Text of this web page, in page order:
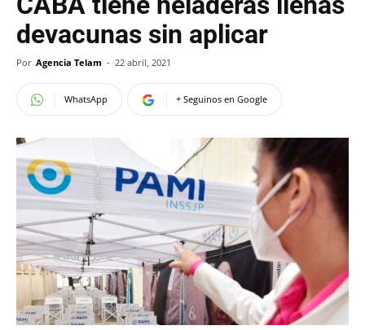
devacunas sin aplicar
Por Agencia Telam - 22 abril, 2021
WhatsApp + Seguinos en Google